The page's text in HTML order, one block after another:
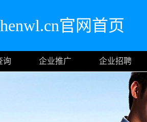
官网首页
询 企业推广 企业招聘